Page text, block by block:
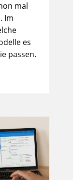
mal
Im
es
passen.